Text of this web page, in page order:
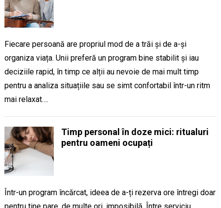
Fiecare persoană are propriul mod de a trăi și de a-și
organiza viața. Unii preferă un program bine stabilit și iau
deciziile rapid, în timp ce alții au nevoie de mai mult timp
pentru a analiza situațiile sau se simt confortabil într-un ritm
mai relaxat….
Timp personal în doze mici: ritualuri
pentru oameni ocupați
Într-un program încărcat, ideea de a-ți rezerva ore întregi doar